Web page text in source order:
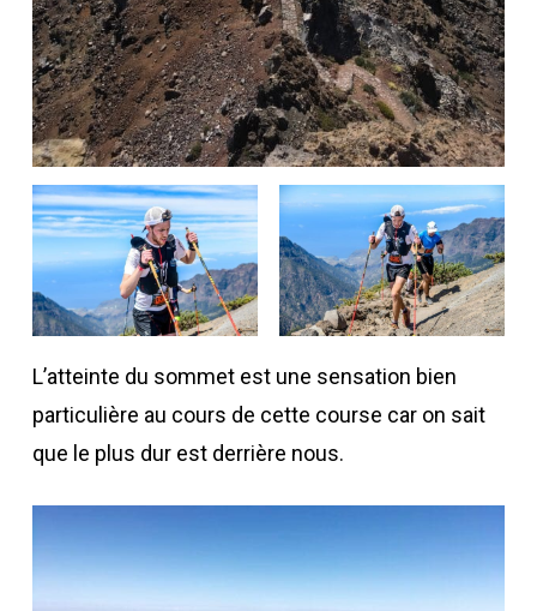
L’atteinte du sommet est une sensation bien
particulière au cours de cette course car on sait
que le plus dur est derrière nous.